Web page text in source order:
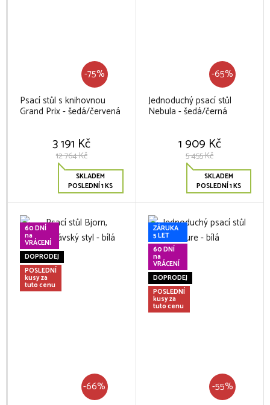
-75%
Psací stůl s knihovnou
Grand Prix - šedá/červená
3 191 Kč
12 764 Kč
SKLADEM
POSLEDNÍ 1 KS
-65%
Jednoduchý psací stůl
Nebula - šedá/černá
1 909 Kč
5 455 Kč
SKLADEM
POSLEDNÍ 1 KS
60 DNÍ
na
VRÁCENÍ
DOPRODEJ
POSLEDNÍ
kusy za
tuto cenu
-66%
ZÁRUKA
5 LET
60 DNÍ
na
VRÁCENÍ
DOPRODEJ
POSLEDNÍ
kusy za
tuto cenu
-55%